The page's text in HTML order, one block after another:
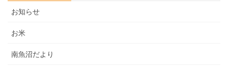
お知らせ
お米
南魚沼だより